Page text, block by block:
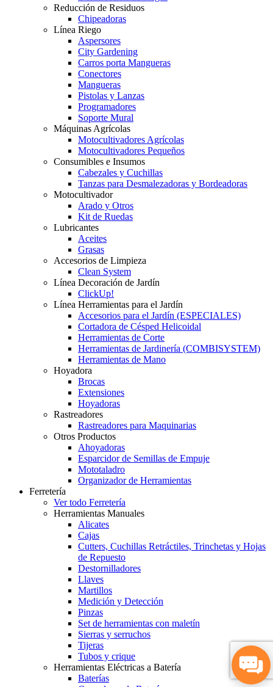
Reducción de Residuos
Chipeadoras
Línea Riego
Aspersores
City Gardening
Carros porta Mangueras
Conectores
Mangueras
Pistolas y Lanzas
Programadores
Soporte Mural
Máquinas Agrícolas
Motocultivadores Agrícolas
Motocultivadores Pequeños
Consumibles e Insumos
Cabezales y Cuchillas
Tanzas para Desmalezadoras y Bordeadoras
Motocultivador
Arado y Otros
Kit de Ruedas
Lubricantes
Aceites
Grasas
Accesorios de Limpieza
Clean System
Línea Decoración de Jardín
ClickUp!
Línea Herramientas para el Jardín
Accesorios para el Jardín (ESPECIALES)
Cortadora de Césped Helicoidal
Herramientas de Corte
Herramientas de Jardinería (COMBISYSTEM)
Herramientas de Mano
Hoyadora
Brocas
Extensiones
Hoyadoras
Rastreadores
Rastreadores para Maquinarias
Otros Productos
Ahoyadoras
Esparcidor de Semillas de Empuje
Mototaladro
Organizador de Herramientas
Ferretería
Ver todo Ferretería
Herramientas Manuales
Alicates
Cajas
Cutters, Cuchillas Retráctiles, Trinchetas y Hojas
de Repuesto
Destornilladores
Llaves
Martillos
Medición y Detección
Pinzas
Set de herramientas con maletín
Sierras y serruchos
Tijeras
Tubos y crique
Herramientas Eléctricas a Batería
Baterías